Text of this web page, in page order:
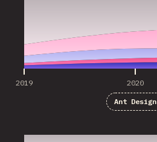
2019 2020
Ant Design